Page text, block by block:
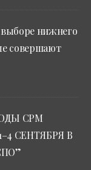
нижнего
совершают
CPM
СЕНТЯБРЯ В